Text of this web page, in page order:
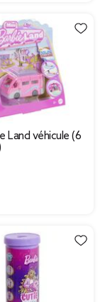
Land véhicule (6